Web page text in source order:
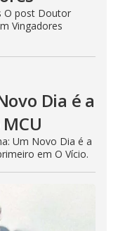
O post Doutor
Vingadores
Dia é a
Um Novo Dia é a
em O Vício.